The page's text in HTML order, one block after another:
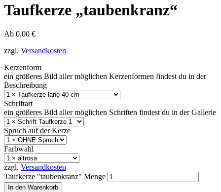
Taufkerze „taubenkranz“
Ab 0,00 €
zzgl. Versandkosten
Kerzenform
ein größeres Bild aller möglichen Kerzenformen findest du in der
Beschreibung
Schriftart
ein größeres Bild aller möglichen Schriften findest du in der Gallerie
Spruch auf der Kerze
Farbwahl
zzgl. Versandkosten
Taufkerze "taubenkranz" Menge
In den Warenkorb